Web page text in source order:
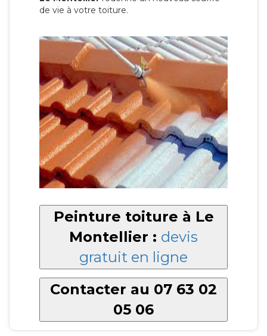
de vie à votre toiture.
Peinture toiture à Le
Montellier : devis
gratuit en ligne
Contacter au 07 63 02
05 06